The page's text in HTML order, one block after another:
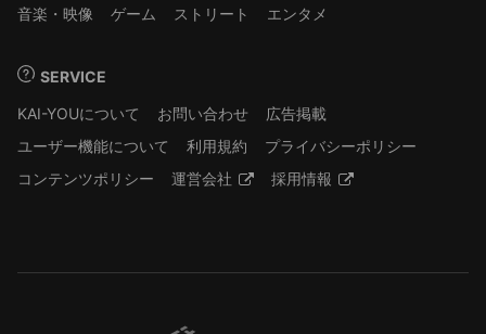
音楽・映像
ゲーム ストリート エンタメ
SERVICE
KAI-YOUについて
お問い合わせ
広告掲載
ユーザー機能について
利用規約
プライバシーポリシー
コンテンツポリシー
運営会社 採用情報